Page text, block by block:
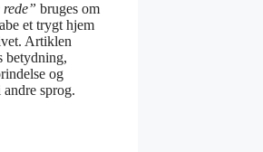
rede” bruges om
et trygt hjem
Artiklen
betydning,
og
sprog.